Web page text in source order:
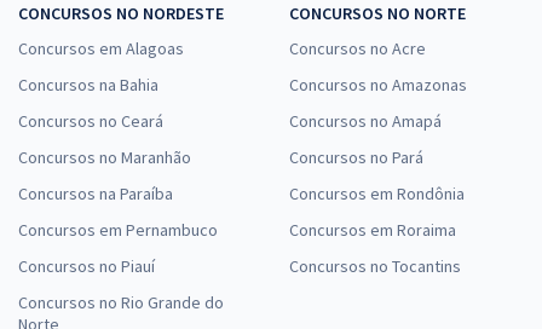
CONCURSOS NO NORDESTE
Concursos em Alagoas
Concursos na Bahia
Concursos no Ceará
Concursos no Maranhão
Concursos na Paraíba
Concursos em Pernambuco
Concursos no Piauí
Concursos no Rio Grande do
Norte
CONCURSOS NO NORTE
Concursos no Acre
Concursos no Amazonas
Concursos no Amapá
Concursos no Pará
Concursos em Rondônia
Concursos em Roraima
Concursos no Tocantins